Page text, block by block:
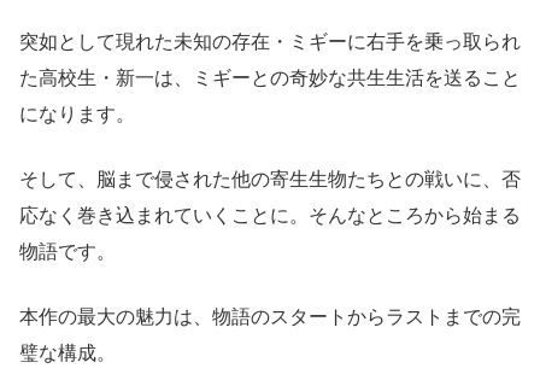
突如として現れた未知の存在・ミギーに右手を乗っ取られ
た高校生・新一は、ミギーとの奇妙な共生生活を送ること
になります。
そして、脳まで侵された他の寄生生物たちとの戦いに、否
応なく巻き込まれていくことに。そんなところから始まる
物語です。
本作の最大の魅力は、物語のスタートからラストまでの完
璧な構成。